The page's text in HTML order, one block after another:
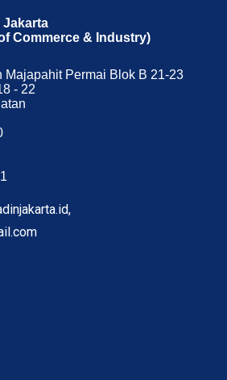
Jakarta
Commerce & Industry)
Majapahit Permai Blok B 21-23
- 22